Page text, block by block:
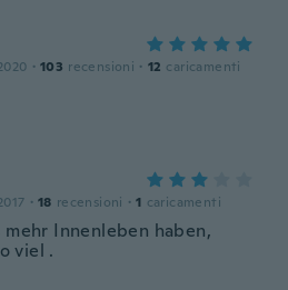
· 103 recensioni · 12 caricamenti
· 18 recensioni · 1 caricamenti
mehr Innenleben haben,
viel .